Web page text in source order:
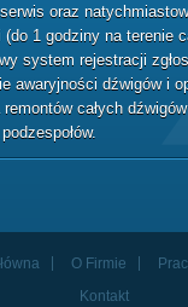
oraz
1 godziny na terenie
system rejestracji
awaryjności dźwigów i
remontów całych
O Firmie
Kontakt